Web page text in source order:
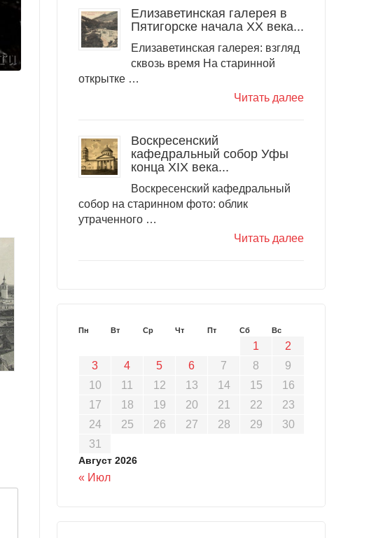
Елизаветинская галерея в
Пятигорске начала ХХ века...
Елизаветинская галерея: взгляд
сквозь время На старинной
открытке …
Читать далее
Воскресенский
кафедральный собор Уфы
конца XIX века...
Воскресенский кафедральный
собор на старинном фото: облик
утраченного …
Читать далее
Август 2026
Пн Вт Ср Чт Пт Сб Вс
1
2
3
4 5 6 7 8
9
10
11 12 13 14 15
16
17
18 19 20 21 22
23
24
25 26 27 28 29
30
31
« Июл